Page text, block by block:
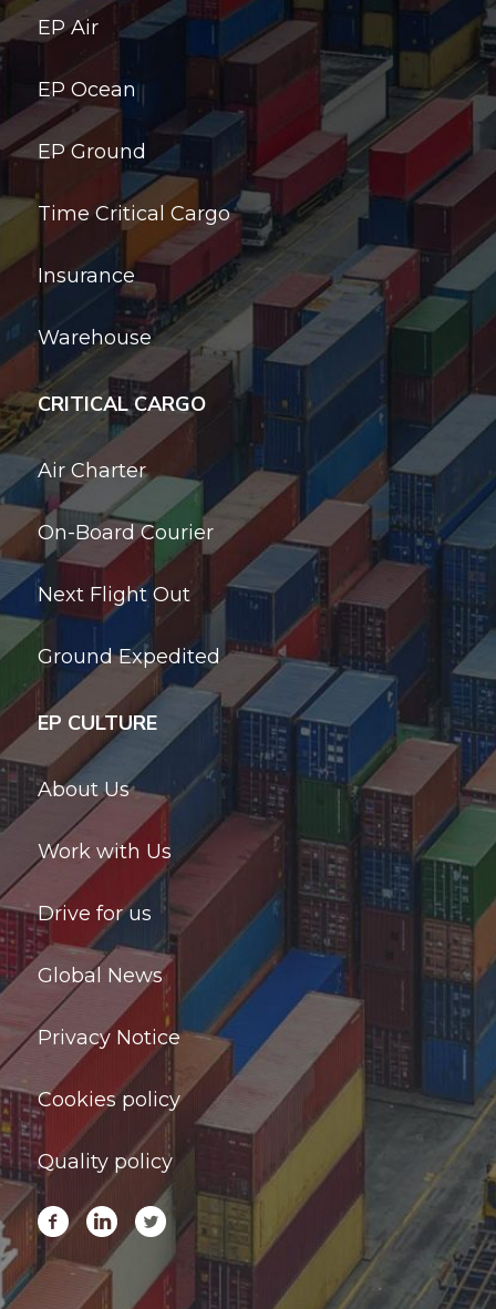
EP Air
EP Ocean
EP Ground
Time Critical Cargo
Insurance
Warehouse
CRITICAL CARGO
Air Charter
On-Board Courier
Next Flight Out
Ground Expedited
EP CULTURE
About Us
Work with Us
Drive for us
Global News
Privacy Notice
Cookies policy
Quality policy